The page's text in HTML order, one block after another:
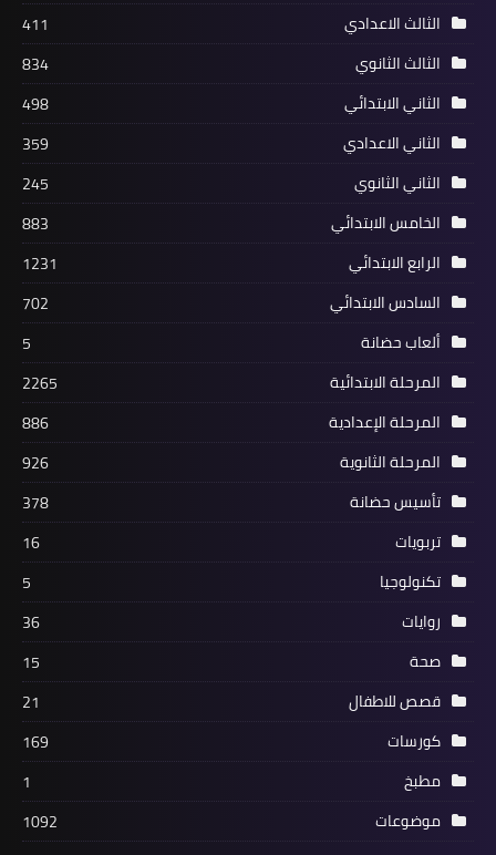
الثالث الاعدادي
411
الثالث الثانوي
834
الثاني الابتدائي
498
الثاني الاعدادي
359
الثاني الثانوي
245
الخامس الابتدائي
883
الرابع الابتدائي
1231
السادس الابتدائي
702
ألعاب حضانة
5
المرحلة الابتدائية
2265
المرحلة الإعدادية
886
المرحلة الثانوية
926
تأسيس حضانة
378
تربويات
16
تكنولوجيا
5
روايات
36
صحة
15
قصص للاطفال
21
كورسات
169
مطبخ
1
موضوعات
1092